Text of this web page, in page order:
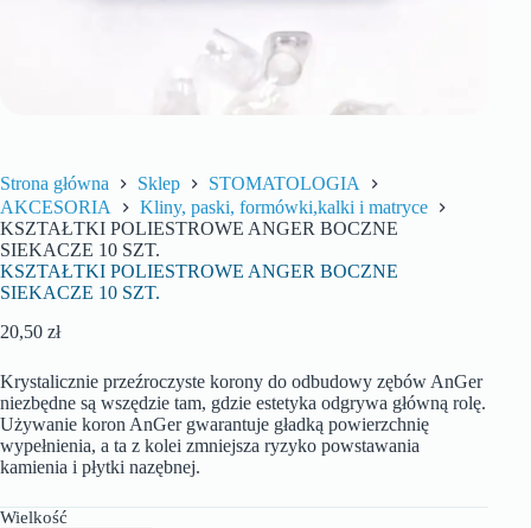
Strona główna Sklep
STOMATOLOGIA
AKCESORIA
Kliny, paski, formówki,kalki i matryce
KSZTAŁTKI POLIESTROWE ANGER BOCZNE
SIEKACZE 10 SZT.
KSZTAŁTKI POLIESTROWE ANGER BOCZNE
SIEKACZE 10 SZT.
20,50 zł
Krystalicznie przeźroczyste korony do odbudowy zębów AnGer
niezbędne są wszędzie tam, gdzie estetyka odgrywa główną rolę.
Używanie koron AnGer gwarantuje gładką powierzchnię
wypełnienia, a ta z kolei zmniejsza ryzyko powstawania
kamienia i płytki nazębnej.
Wielkość